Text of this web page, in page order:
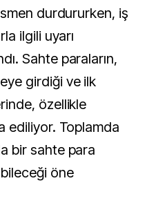
durdururken, iş
ilgili uyarı
Sahte paraların,
girdiği ve ilk
özellikle
ediliyor. Toplamda
bir sahte para
öne